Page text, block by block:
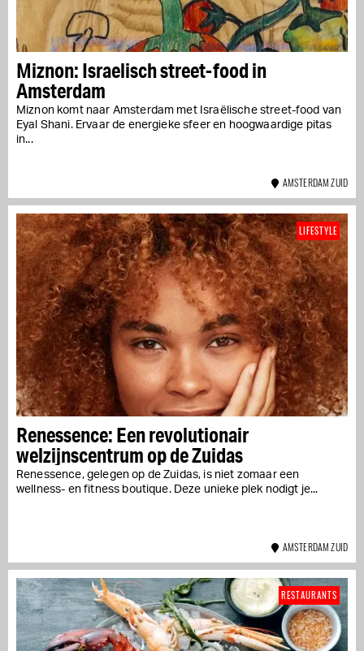
Miznon: Israelisch street-food in
Amsterdam
Miznon komt naar Amsterdam met Israëlische street-food van
Eyal Shani. Ervaar de energieke sfeer en hoogwaardige pitas
in...
AMSTERDAM ZUID
Renessence: Een revolutionair
welzijnscentrum op de Zuidas
Renessence, gelegen op de Zuidas, is niet zomaar een
wellness- en fitness boutique. Deze unieke plek nodigt je...
LIFESTYLE
AMSTERDAM ZUID
RESTAURANTS